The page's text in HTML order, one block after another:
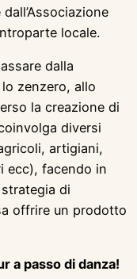
locale.
dalla
zenzero, allo
la creazione di
diversi
artigiani,
ecc), facendo in
di
offrire un prodotto
a passo di danza!